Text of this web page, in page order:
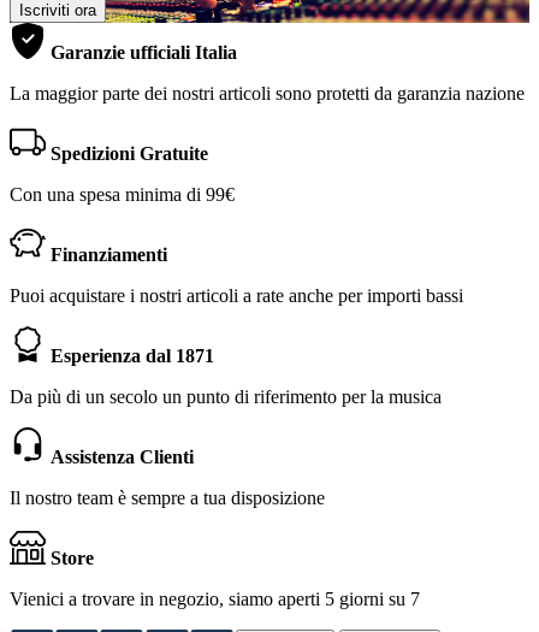
Iscriviti ora
Garanzie ufficiali Italia
La maggior parte dei nostri articoli sono protetti da garanzia nazione
Spedizioni Gratuite
Con una spesa minima di 99€
Finanziamenti
Puoi acquistare i nostri articoli a rate anche per importi bassi
Esperienza dal 1871
Da più di un secolo un punto di riferimento per la musica
Assistenza Clienti
Il nostro team è sempre a tua disposizione
Store
Vienici a trovare in negozio, siamo aperti 5 giorni su 7